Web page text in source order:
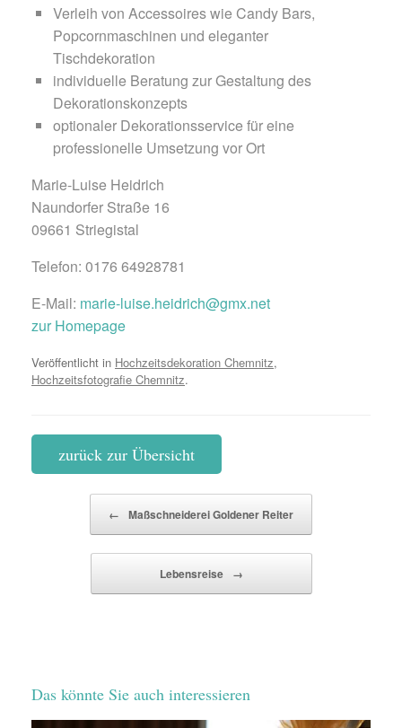
Verleih von Accessoires wie Candy Bars,
Popcornmaschinen und eleganter
Tischdekoration
individuelle Beratung zur Gestaltung des
Dekorationskonzepts
optionaler Dekorationsservice für eine
professionelle Umsetzung vor Ort
Marie-Luise Heidrich
Naundorfer Straße 16
09661 Striegistal
Telefon: 0176 64928781
E-Mail: marie-luise.heidrich@gmx.net
zur Homepage
Veröffentlicht in Hochzeitsdekoration Chemnitz,
Hochzeitsfotografie Chemnitz.
zurück zur Übersicht
← Maßschneiderei Goldener Reiter
Lebensreise →
Das könnte Sie auch interessieren